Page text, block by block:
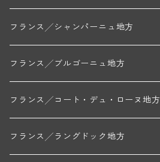
フランス╱シャンパーニュ地方
モンターニュ・ド・ランス
トリシェ・ディディエ
コート・デ・ブラン
ミッシェル・ジュネ
フランス╱ブルゴーニュ地方
シャブリ地区
プティ・ポンティニィ(シャブリ)
コート・ド・ニュイ地区
フランス╱コート・デュ・ローヌ地方
北部地区
フランス╱ラングドック地方